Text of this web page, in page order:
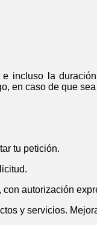
incluso la
en caso de que
tu petición.
con autorización
y servicios.